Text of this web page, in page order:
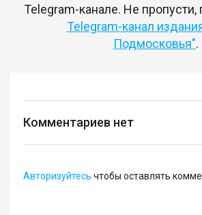
Telegram-канале. Не
Telegram-канал
Подмосковья".
Комментариев нет
Авторизуйтесь чтобы оставлять